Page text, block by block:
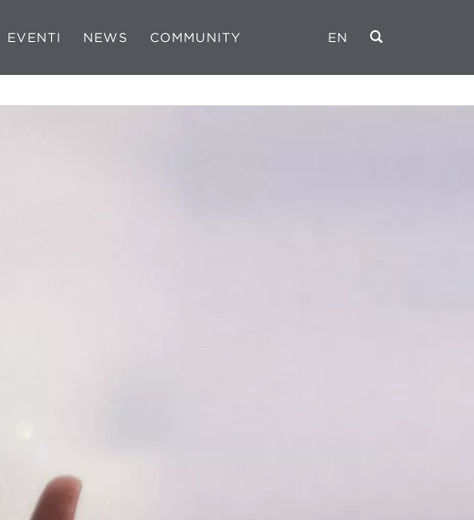
EVENTI NEWS COMMUNITY EN